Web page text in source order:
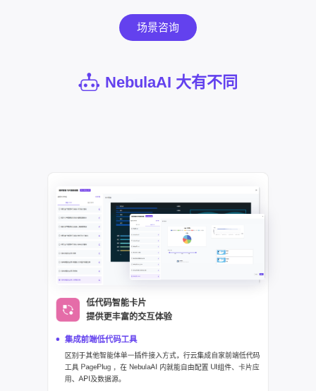
场景咨询
NebulaAI 大有不同
低代码智能卡片
提供更丰富的交互体验
集成前端低代码工具
区别于其他智能体单一插件接入方式，行云集成自家前端低代码
工具 PagePlug ，在 NebulaAI 内就能自由配置 UI组件、卡片应
用、API及数据源。